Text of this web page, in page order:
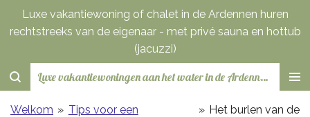
direct
hoofdinhoud
Luxe vakantiewoningen aan het water in de Ardennen met privé sauna en jaccuzi - rechtstreeks van de eigenaar te huur
Luxe vakantiewoning of chalet in de Ardennen huren
rechtstreeks van de eigenaar - met privé sauna en hottub
(jacuzzi)
Welkom » Tips voor een
» Het burlen van de